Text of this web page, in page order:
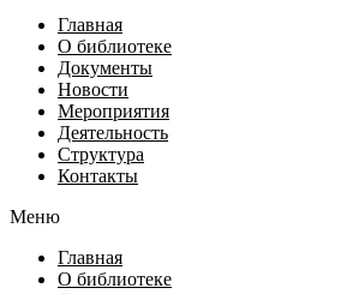
Главная
О библиотеке
Документы
Новости
Мероприятия
Деятельность
Структура
Контакты
Меню
Главная
О библиотеке